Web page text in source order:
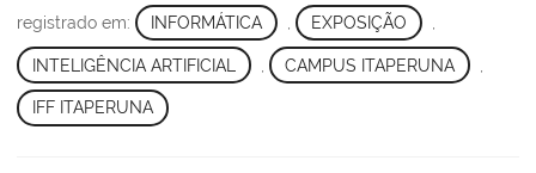
registrado em: INFORMÁTICA EXPOSIÇÃO
INTELIGÊNCIA ARTIFICIAL CAMPUS ITAPERUNA
IFF ITAPERUNA